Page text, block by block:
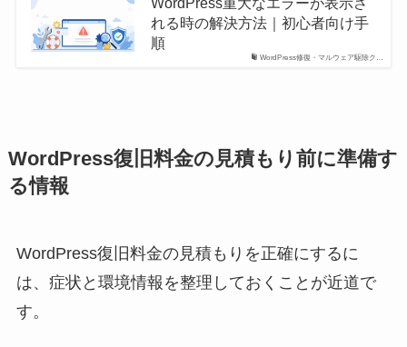
WordPress修復・マルウェア駆除ク…
れる時の解決方法｜初心者向け手
順
WordPress復旧料金の見積もり前に準備す
る情報
WordPress復旧料金の見積もりを正確にするに
は、症状と環境情報を整理しておくことが近道で
す。